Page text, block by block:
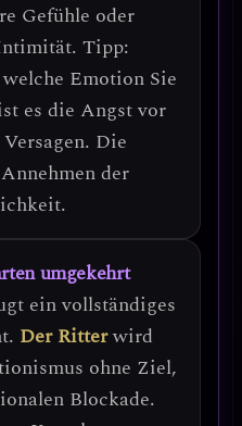
Gefühle oder
Tipp:
Emotion Sie
es die Angst vor
Die
Annehmen der
.
umgekehrt
einvollständiges
. Der Ritterwird
ohne Ziel,
Blockade.